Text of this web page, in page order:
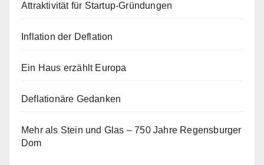
Attraktivität für Startup-Gründungen
Inflation der Deflation
Ein Haus erzählt Europa
Deflationäre Gedanken
Mehr als Stein und Glas – 750 Jahre Regensburger
Dom